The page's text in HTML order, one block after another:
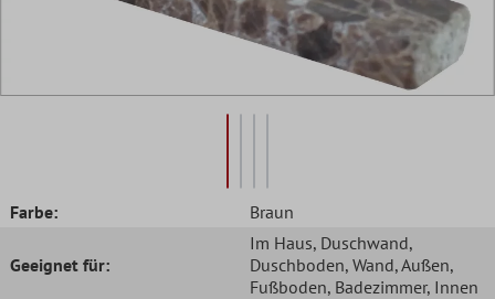
Farbe: Braun
Geeignet für:
Im Haus, Duschwand,
Duschboden, Wand, Außen,
Fußboden, Badezimmer, Innen